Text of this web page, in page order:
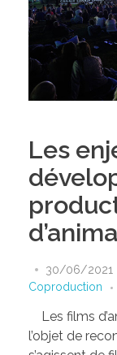
Les
30/06/2021
Coproduction
Les films
l’objet de